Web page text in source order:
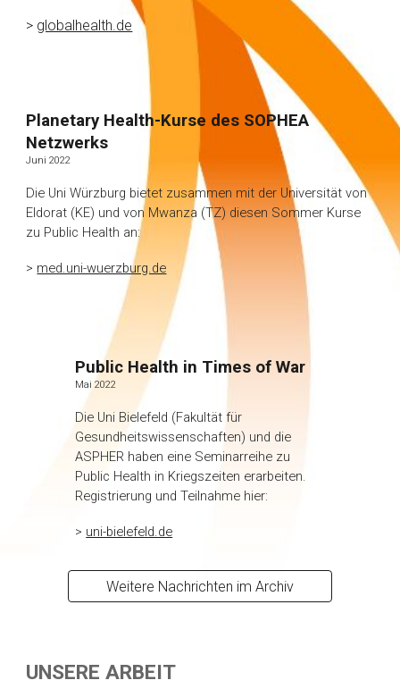
> globalhealth.de
Planetary Health-Kurse des SOPHEA
Netzwerks
Juni2022
Die UniWürzburg bietet zusammen mit der Universität von
Eldorat (KE) und von Mwanza (TZ) diesen Sommer Kurse
zu Public Health an:
> med.uni-wuerzburg.de
Public Health in Times of War
Mai 2022
Die Uni Bielefeld (Fakultät für
Gesundheitswissenschaften) und die
ASPHER haben eine Seminarreihe zu
Public Health in Kriegszeiten erarbeiten.
Registrierung und Teilnahme hier:
> uni-bielefeld.de
Weitere Nachrichten im Archiv
UNSERE ARBEIT